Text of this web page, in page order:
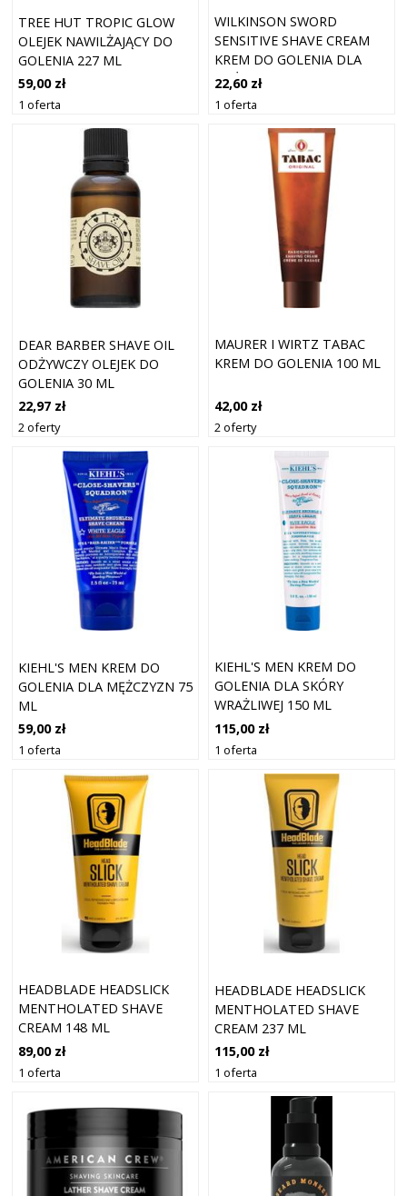
TREE HUT TROPIC GLOW
OLEJEK NAWILŻAJĄCY DO
GOLENIA 227 ML
59,00 zł
1 oferta
WILKINSON SWORD
SENSITIVE SHAVE CREAM
KREM DO GOLENIA DLA
MĘŻCZYZN 100 ML
22,60 zł
1 oferta
DEAR BARBER SHAVE OIL
ODŻYWCZY OLEJEK DO
GOLENIA 30 ML
22,97 zł
2 oferty
MAURER I WIRTZ TABAC
KREM DO GOLENIA 100 ML
42,00 zł
2 oferty
KIEHL'S MEN KREM DO
GOLENIA DLA MĘŻCZYZN 75
ML
59,00 zł
1 oferta
KIEHL'S MEN KREM DO
GOLENIA DLA SKÓRY
WRAŻLIWEJ 150 ML
115,00 zł
1 oferta
HEADBLADE HEADSLICK
MENTHOLATED SHAVE
CREAM 148 ML
89,00 zł
1 oferta
HEADBLADE HEADSLICK
MENTHOLATED SHAVE
CREAM 237 ML
115,00 zł
1 oferta